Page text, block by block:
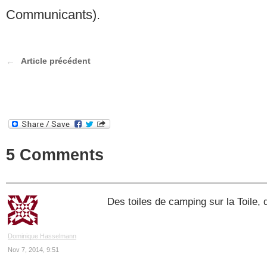
Communicants).
Article précédent
5 Comments
Dominique Hasselmann
Nov 7, 2014, 9:51
Des toiles de camping sur la Toile,